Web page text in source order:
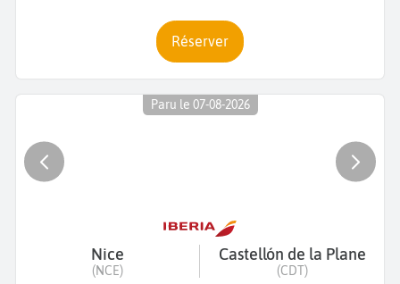
Réserver
Paru le 07-08-2026
Nice
(NCE)
Castellón de la Plane
(CDT)